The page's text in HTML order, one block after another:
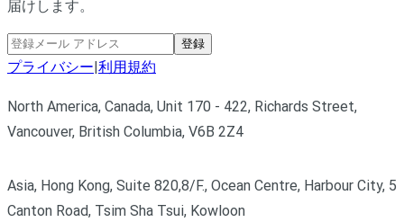
届けします。
登録
プライバシー|利用規約
North America, Canada, Unit 170 - 422, Richards Street,
Vancouver, British Columbia, V6B 2Z4
Asia, Hong Kong, Suite 820,8/F., Ocean Centre, Harbour City, 5
Canton Road, Tsim Sha Tsui, Kowloon